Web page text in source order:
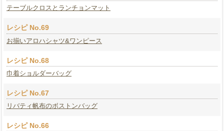
テーブルクロスとランチョンマット
レシピ No.69
お揃いアロハシャツ&ワンピース
レシピ No.68
巾着ショルダーバッグ
レシピ No.67
リバティ帆布のボストンバッグ
レシピ No.66